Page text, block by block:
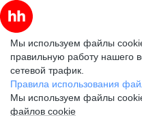
Мы используем файлы
правильную работу нашего
сетевой трафик.
Правила использования
Мы используем файлы
файлов cookie